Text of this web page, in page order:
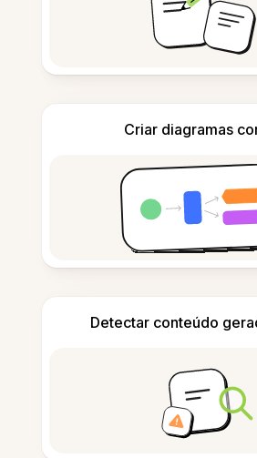
Criar diagramas
Detectar conteúdo